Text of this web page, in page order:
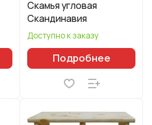
Скамья угловая
Скандинавия
Доступно к заказу
Подробнее